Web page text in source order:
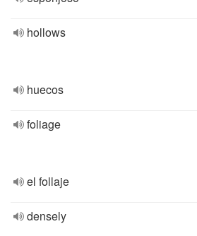
hollows
huecos
foliage
el follaje
densely